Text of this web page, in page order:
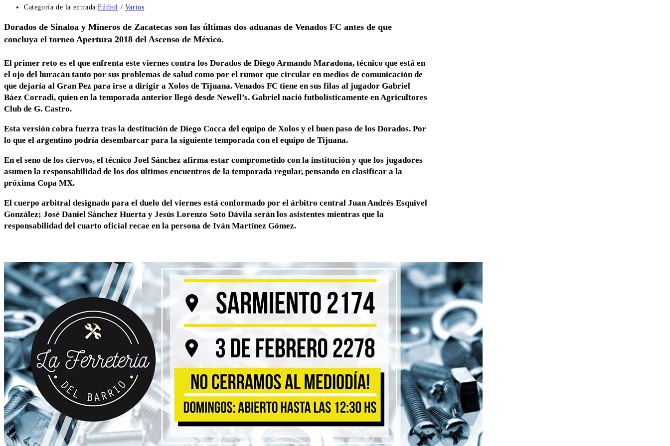
Categoría de la entrada:Fútbol / Varios
Dorados de Sinaloa y Mineros de Zacatecas son las últimas dos aduanas de Venados FC antes de que
concluya el torneo Apertura 2018 del Ascenso de México.
El primer reto es el que enfrenta este viernes contra los Dorados de Diego Armando Maradona, técnico que está en
el ojo del huracán tanto por sus problemas de salud como por el rumor que circular en medios de comunicación de
que dejaría al Gran Pez para irse a dirigir a Xolos de Tijuana. Venados FC tiene en sus filas al jugador Gabriel
Báez Corradi, quien en la temporada anterior llegó desde Newell’s. Gabriel nació futbolísticamente en Agricultores
Club de G. Castro.
Esta versión cobra fuerza tras la destitución de Diego Cocca del equipo de Xolos y el buen paso de los Dorados. Por
lo que el argentino podría desembarcar para la siguiente temporada con el equipo de Tijuana.
En el seno de los ciervos, el técnico Joel Sánchez afirma estar comprometido con la institución y que los jugadores
asumen la responsabilidad de los dos últimos encuentros de la temporada regular, pensando en clasificar a la
próxima Copa MX.
El cuerpo arbitral designado para el duelo del viernes está conformado por el árbitro central Juan Andrés Esquivel
González; José Daniel Sánchez Huerta y Jesús Lorenzo Soto Dávila serán los asistentes mientras que la
responsabilidad del cuarto oficial recae en la persona de Iván Martínez Gómez.